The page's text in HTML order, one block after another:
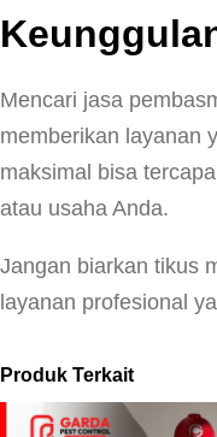
Mencari jasa
memberikan layanan
maksimal bisa
atau usaha Anda.
Jangan biarkan tikus
layanan profesional
Produk Terkait